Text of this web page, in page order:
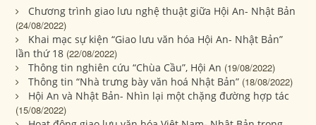
Chương trình giao lưu nghệ thuật giữa Hội An- Nhật Bản
(24/08/2022)
Khai mạc sự kiện “Giao lưu văn hóa Hội An- Nhật Bản”
lần thứ 18 (22/08/2022)
Thông tin nghiên cứu “Chùa Cầu”, Hội An (19/08/2022)
Thông tin “Nhà trưng bày văn hoá Nhật Bản” (18/08/2022)
Hội An và Nhật Bản- Nhìn lại một chặng đường hợp tác
(15/08/2022)